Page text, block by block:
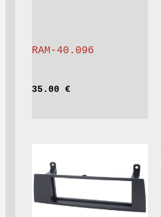
RAM-40.096
35.00 €